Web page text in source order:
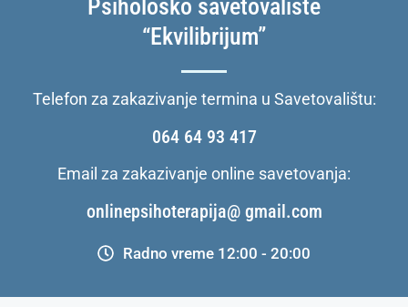
Psihološko savetovalište
“Ekvilibrijum”
Telefon za zakazivanje termina u Savetovalištu:
064 64 93 417
Email za zakazivanje online savetovanja:
onlinepsihoterapija@ gmail.com
Radno vreme 12:00 - 20:00